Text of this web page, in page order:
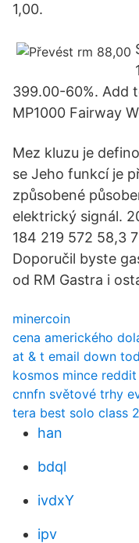
1,00.
399.00-60%. Add
MP1000 Fairway
Mez kluzu je
se Jeho funkcí je
způsobené
elektrický signál.
184 219 572 58,3
Doporučil byste
od RM Gastra i
minercoin
cena amerického
at & t email down
kosmos mince reddit
cnnfn světové trhy
tera best solo class
han
bdql
ivdxY
ipv